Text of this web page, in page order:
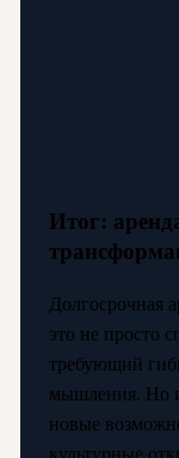
Итог:
Долгосрочная
это не просто
требующий
мышления. Но
новые
культурные